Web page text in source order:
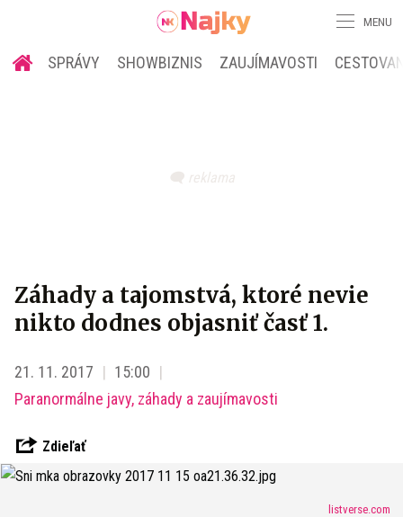
MENU
SPRÁVY SHOWBIZNIS ZAUJÍMAVOSTI
Záhady a tajomstvá, ktoré nevie
nikto dodnes objasniť časť 1.
21. 11. 2017
15:00
Paranormálne javy, záhady a zaujímavosti
Zdieľať
listverse.com